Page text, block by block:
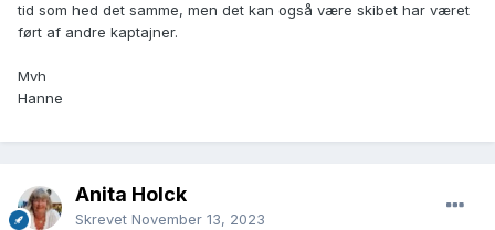
tid som hed det samme, men det kan også være skibet har været
ført af andre kaptajner.
Mvh
Hanne
Anita Holck
Skrevet November 13, 2023